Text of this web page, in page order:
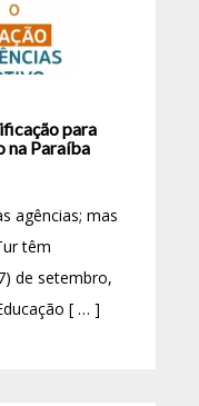
para
na Paraíba
agências; mas
têm
de setembro,
[ … ]